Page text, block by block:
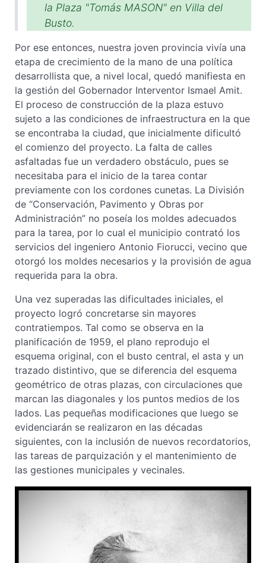
la Plaza "Tomás MASON" en Villa del
Busto.
Por ese entonces, nuestra joven provincia vivía una
etapa de crecimiento de la mano de una política
desarrollista que, a nivel local, quedó manifiesta en
la gestión del Gobernador Interventor Ismael Amit.
El proceso de construcción de la plaza estuvo
sujeto a las condiciones de infraestructura en la que
se encontraba la ciudad, que inicialmente dificultó
el comienzo del proyecto. La falta de calles
asfaltadas fue un verdadero obstáculo, pues se
necesitaba para el inicio de la tarea contar
previamente con los cordones cunetas. La División
de “Conservación, Pavimento y Obras por
Administración” no poseía los moldes adecuados
para la tarea, por lo cual el municipio contrató los
servicios del ingeniero Antonio Fiorucci, vecino que
otorgó los moldes necesarios y la provisión de agua
requerida para la obra.
Una vez superadas las dificultades iniciales, el
proyecto logró concretarse sin mayores
contratiempos. Tal como se observa en la
planificación de 1959, el plano reprodujo el
esquema original, con el busto central, el asta y un
trazado distintivo, que se diferencia del esquema
geométrico de otras plazas, con circulaciones que
marcan las diagonales y los puntos medios de los
lados. Las pequeñas modificaciones que luego se
evidenciarán se realizaron en las décadas
siguientes, con la inclusión de nuevos recordatorios,
las tareas de parquización y el mantenimiento de
las gestiones municipales y vecinales.